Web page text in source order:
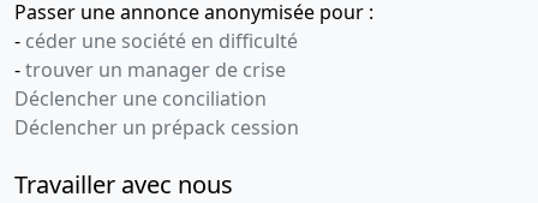
Passer une annonce anonymisée pour :
- céder une société en difficulté
-trouver un manager de crise
Déclencher une conciliation
Déclencher un prépack cession
Travailler avec nous